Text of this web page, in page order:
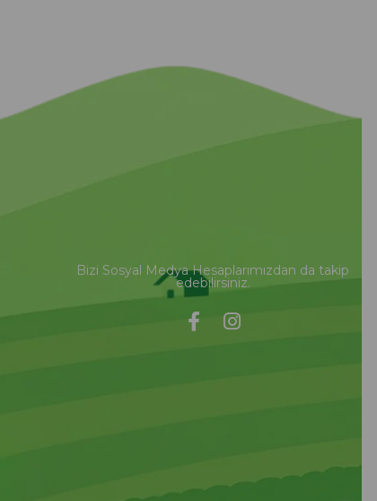
Bizi Sosyal Medya Hesaplarımızdan da takip
edebilirsiniz.